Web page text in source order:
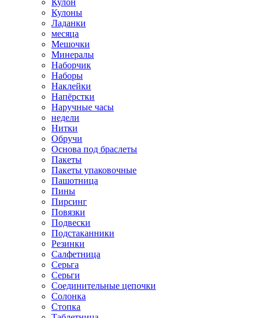
Кулон
Кулоны
Ладанки
месяца
Мешочки
Минералы
Наборчик
Наборы
Наклейки
Напёрстки
Наручные часы
недели
Нитки
Обручи
Основа под браслеты
Пакеты
Пакеты упаковочные
Пашотница
Пины
Пирсинг
Повязки
Подвески
Подстаканники
Резинки
Салфетница
Серьга
Серьги
Соединительные цепочки
Солонка
Стопка